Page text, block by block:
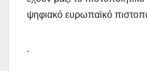
ψηφιακό ευρωπαϊκό
.